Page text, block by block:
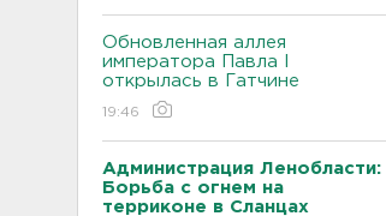
Обновленная аллея
императора Павла I
открылась в Гатчине
19:46
Администрация Ленобласти:
Борьба с огнем на
терриконе в Сланцах